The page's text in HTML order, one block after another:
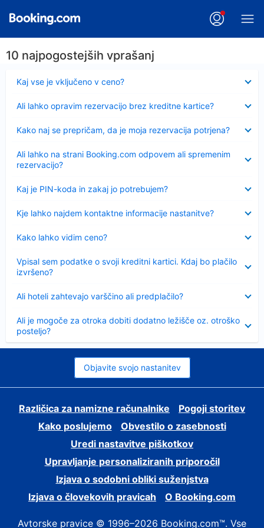
10 najpogostejših vprašanj
Kaj vse je vključeno v ceno?
Ali lahko opravim rezervacijo brez kreditne kartice?
Kako naj se prepričam, da je moja rezervacija potrjena?
Ali lahko na strani Booking.com odpovem ali spremenim
rezervacijo?
Kaj je PIN-koda in zakaj jo potrebujem?
Kje lahko najdem kontaktne informacije nastanitve?
Kako lahko vidim ceno?
Vpisal sem podatke o svoji kreditni kartici. Kdaj bo plačilo
izvršeno?
Ali hoteli zahtevajo varščino ali predplačilo?
Ali je mogoče za otroka dobiti dodatno ležišče oz. otroško
posteljo?
Objavite svojo nastanitev
Različica za namizne računalnike
Pogoji storitev
Kako poslujemo
Obvestilo o zasebnosti
Uredi nastavitve piškotkov
Upravljanje personaliziranih priporočil
Izjava o sodobni obliki suženjstva
Izjava o človekovih pravicah
O Booking.com
Avtorske pravice © 1996–2026 Booking.com™. Vse